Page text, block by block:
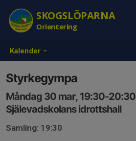
Kalender
SKOGSLÖPARNA
Orientering
Styrkegympa
Måndag 30 mar, 19:30-20:30
Själevadskolans idrottshall
Samling: 19:30